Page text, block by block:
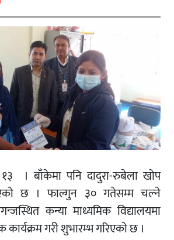
। बाँकेमा पनि दादुरा-रुबेला खोप
छ । फाल्गुन ३० गतेसम्म चल्ने
कन्या माध्यमिक विद्यालयमा
गरी शुभारम्भ गरिएको छ ।